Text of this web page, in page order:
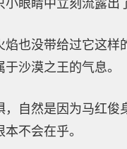
眼睛中立刻流露出
焰也没带给过它这
沙漠之王的气息。
，自然是因为马红
不会在乎。